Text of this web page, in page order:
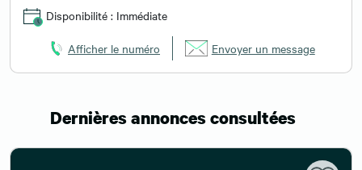
Disponibilité : Immédiate
Afficher le numéro Envoyer un message
Dernières annonces consultées